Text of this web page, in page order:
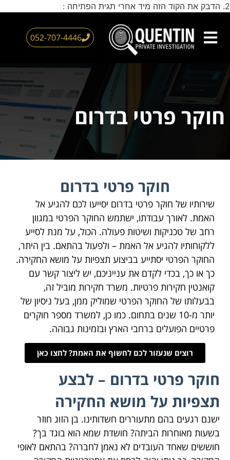
2. הדבק את הקוד הזה מיד אחרי תגית הפתיחה :
דילוג
052-707-4446
חוקר פרטי בדרום
חוקר פרטי בדרום
שירותיו של חוקר פרטי בדרום יסייעו לכם להגיע אל
האמת. לאורך עבודתו, ישתמש החוקר הפרטי במגוון
רחב של טכניקות ושיטות פעולה. הכול, על מנת לסייע
ללקוחותיו להגיע אל האמת – ולפעול בהתאם. בין היתר,
החוקר הפרטי יסתייע בביצוע תצפיות על מושא החקירה.
כך או כך, בכדי לקדם את ענייניכם, יש ליצור קשר עם
קואנטין חקירות פרטיות. משרד חקירות מוביל זה,
בבעלותו של החוקר הפרטי שמוליק ממן, בעל ניסיון של
יותר מ-10 שנים בתחום. כמו כן, למשרד מספר חוקרים
פרטיים הפועלים ברחבי הארץ ובזמינות גבוהה.
רוצים שנעזור לכם לחשוף את האמת? לחצו כאן
חוקר פרטי בדרום – לבצע
תצפיות על מושא החקירה
ישנם רגעים בהם מתעוררים חשדותינו. בן הזוג חוזר
בשעות מאוחרות הביתה? חושדת שמא הוא בוגד בך?
חוששים שאחד העובדים לא נאמן לחברה? בהתאם לאופי